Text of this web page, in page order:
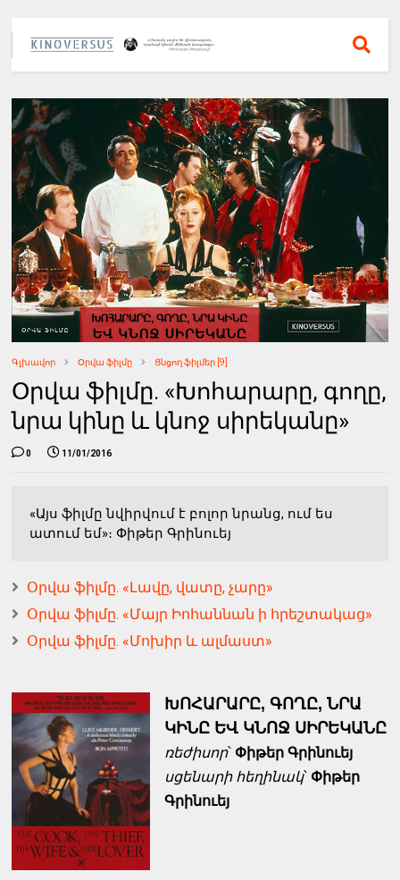
Գլխավոր Օրվա ֆիլմը Ցնցող ֆիլմեր [9]
Օրվա ֆիլմը. «Խոհարարը, գողը,
նրա կինը և կնոջ սիրեկանը»
0 11/01/2016
«Այս ֆիլմը նվիրվում է բոլոր նրանց, ում ես
ատում եմ»։ Փիթեր Գրինուեյ
Օրվա ֆիլմը. «Լավը, վատը, չարը»
Օրվա ֆիլմը. «Մայր Իոհաննան ի հրեշտակաց»
Օրվա ֆիլմը. «Մոխիր և ալմաստ»
ԽՈՀԱՐԱՐԸ, ԳՈՂԸ, ՆՐԱ
ԿԻՆԸ ԵՎ ԿՆՈՋ ՍԻՐԵԿԱՆԸ
ռեժիսոր՝ Փիթեր Գրինուեյ
սցենարի հեղինակ՝ Փիթեր
Գրինուեյ